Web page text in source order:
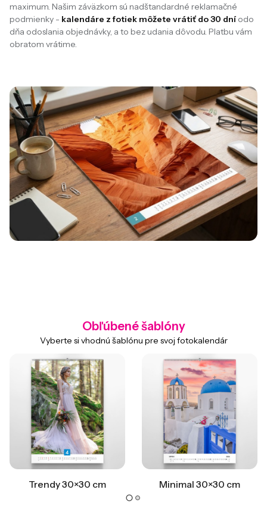
maximum. Našim záväzkom sú nadštandardné reklamačné
podmienky - kalendáre z fotiek môžete vrátiť do 30 dníodo
dňa odoslania objednávky, a to bez udania dôvodu. Platbu vám
obratom vrátime.
Obľúbené šablóny
Vyberte si vhodnú šablónu pre svoj fotokalendár
Trendy 30×30 cm Minimal 30×30 cm